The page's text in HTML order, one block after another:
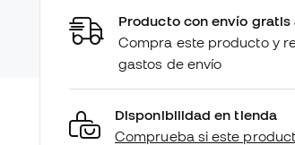
Producto con envío gratis
Compra este producto y
gastos de envío
Disponibilidad en tienda
Comprueba si este